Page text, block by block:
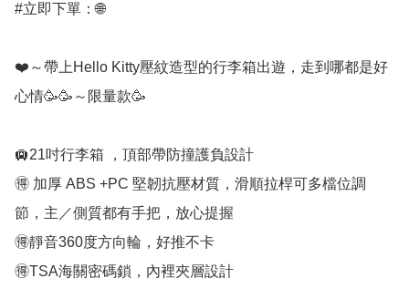
#立即下單：🌐
❤️～帶上Hello Kitty壓紋造型的行李箱出遊，走到哪都是好
心情🥳🥳～限量款🥳
🛄21吋行李箱 ，頂部帶防撞護負設計
🉐 加厚 ABS +PC 堅韌抗壓材質，滑順拉桿可多檔位調
節，主／側質都有手把，放心提握
🉐靜音360度方向輪，好推不卡
🉐TSA海關密碼鎖，內裡夾層設計